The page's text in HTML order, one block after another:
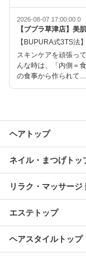
2026-08-07 17:00:00.0
【ブプラ草津店】美
【BUPURA式3TS法
スキンケアを頑張っ
んな時は、「内側＝
の食事から作られて…
ヘアトップ
ネイル・まつげトッ
リラク・マッサージ
エステトップ
ヘアスタイルトップ